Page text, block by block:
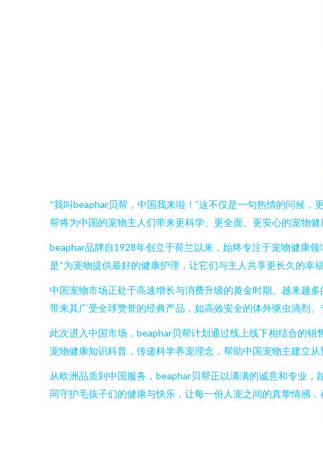
“我叫beaphar贝帮，中国我来啦！”这不仅是一句热情的问候
帮将为中国的宠物主人们带来更科学、更全面、更安心的宠物健
beaphar品牌自1928年创立于荷兰以来，始终专注于宠物健康
是“为宠物提供最好的健康护理，让它们与主人共享更长久的幸
中国宠物市场正处于高速增长与消费升级的黄金时期。越来越
带来其广受全球赞誉的经典产品，如高效安全的体外驱虫滴剂
此次进入中国市场，beaphar贝帮计划通过线上线下相结合的
宠物健康知识科普，传递科学养宠理念，帮助中国宠物主建立从
从欧洲品质到中国服务，beaphar贝帮正以满满的诚意和专业
同守护毛孩子们的健康与快乐，让每一份人宠之间的真挚情感，